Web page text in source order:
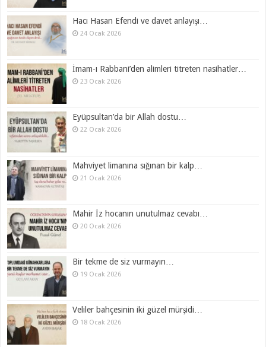
Hacı Hasan Efendi ve davet anlayışı…
24 Ocak 2026
İmam-ı Rabbani’den alimleri titreten nasihatler…
23 Ocak 2026
Eyüpsultan’da bir Allah dostu…
22 Ocak 2026
Mahviyet limanına sığınan bir kalp…
21 Ocak 2026
Mahir İz hocanın unutulmaz cevabı…
20 Ocak 2026
Bir tekme de siz vurmayın…
19 Ocak 2026
Veliler bahçesinin iki güzel mürşidi…
18 Ocak 2026